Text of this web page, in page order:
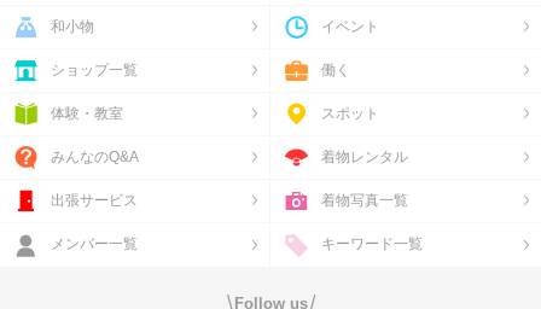
和小物 イベント
ショップ一覧 働く
体験・教室 スポット
みんなのQ&A 着物レンタル
出張サービス 着物写真一覧
メンバー一覧 キーワード一覧
\ Follow us/